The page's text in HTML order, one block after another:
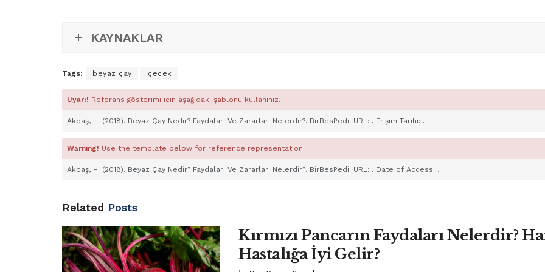
KAYNAKLAR
Tags: beyaz çay içecek
Uyarı! Referans gösterimi için aşağıdaki şablonu kullanınız.
Akbaş, H. (2018). Beyaz Çay Nedir? Faydaları Ve Zararları Nelerdir?. BirBesPedi. URL: . Erişim Tarihi: .
Warning! Use the template below for reference representation.
Akbaş, H. (2018). Beyaz Çay Nedir? Faydaları Ve Zararları Nelerdir?. BirBesPedi. URL: . Date of Access: .
Related Posts
Kırmızı Pancarın Faydaları Nelerdir?
Hastalığa İyi Gelir?